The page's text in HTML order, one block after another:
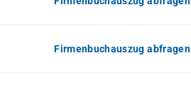
Firmenbuchauszug abfragen